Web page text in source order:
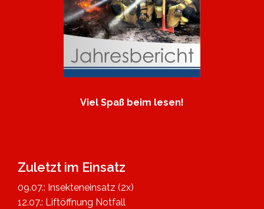
Viel Spaß beim lesen!
Zuletzt im Einsatz
09.07.: Insekteneinsatz (2x)
12.07.: Liftöffnung Notfall